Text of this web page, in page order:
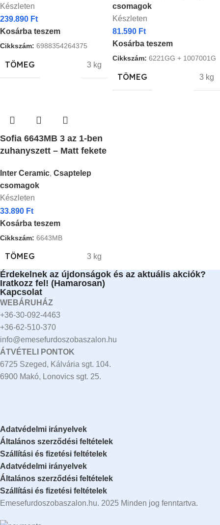
Készleten
239.890 Ft
Kosárba teszem
Cikkszám: 6988354264375
TÖMEG 3 kg
csomagok
Készleten
81.590 Ft
Kosárba teszem
Cikkszám: 6221GG + 1007001G
TÖMEG 3 kg
Sofia 6643MB 3 az 1-ben
zuhanyszett – Matt fekete
Inter Ceramic, Csaptelep
csomagok
Készleten
33.890 Ft
Kosárba teszem
Cikkszám: 6643MB
TÖMEG 3 kg
Érdekelnek az újdonságok és az aktuális akciók?
Iratkozz fel! (Hamarosan)
Kapcsolat
WEBÁRUHÁZ
+36-30-092-4463
+36-62-510-370
info@emesefurdoszobaszalon.hu
ÁTVÉTELI PONTOK
6725 Szeged, Kálvária sgt. 104.​
6900 Makó, Lonovics sgt. 25.
Adatvédelmi irányelvek
Általános szerződési feltételek
Szállítási és fizetési feltételek
Adatvédelmi irányelvek
Általános szerződési feltételek
Szállítási és fizetési feltételek
Emesefurdoszobaszalon.hu. 2025 Minden jog fenntartva.